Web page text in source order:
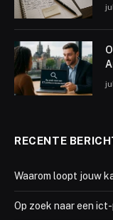
RECENTE
Waarom loopt jouw
Op zoek naar een